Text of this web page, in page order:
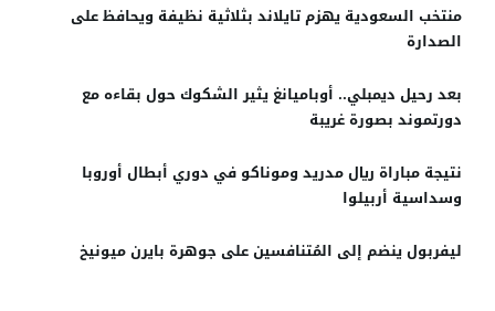
منتخب السعودية يهزم تايلاند بثلاثية نظيفة ويحافظ على
الصدارة
بعد رحيل ديمبلي.. أوباميانغ يثير الشكوك حول بقاءه مع
دورتموند بصورة غريبة
نتيجة مباراة ريال مدريد وموناكو في دوري أبطال أوروبا
وسداسية أربيلوا
ليفربول ينضم إلى المُتنافسين على جوهرة بايرن ميونيخ